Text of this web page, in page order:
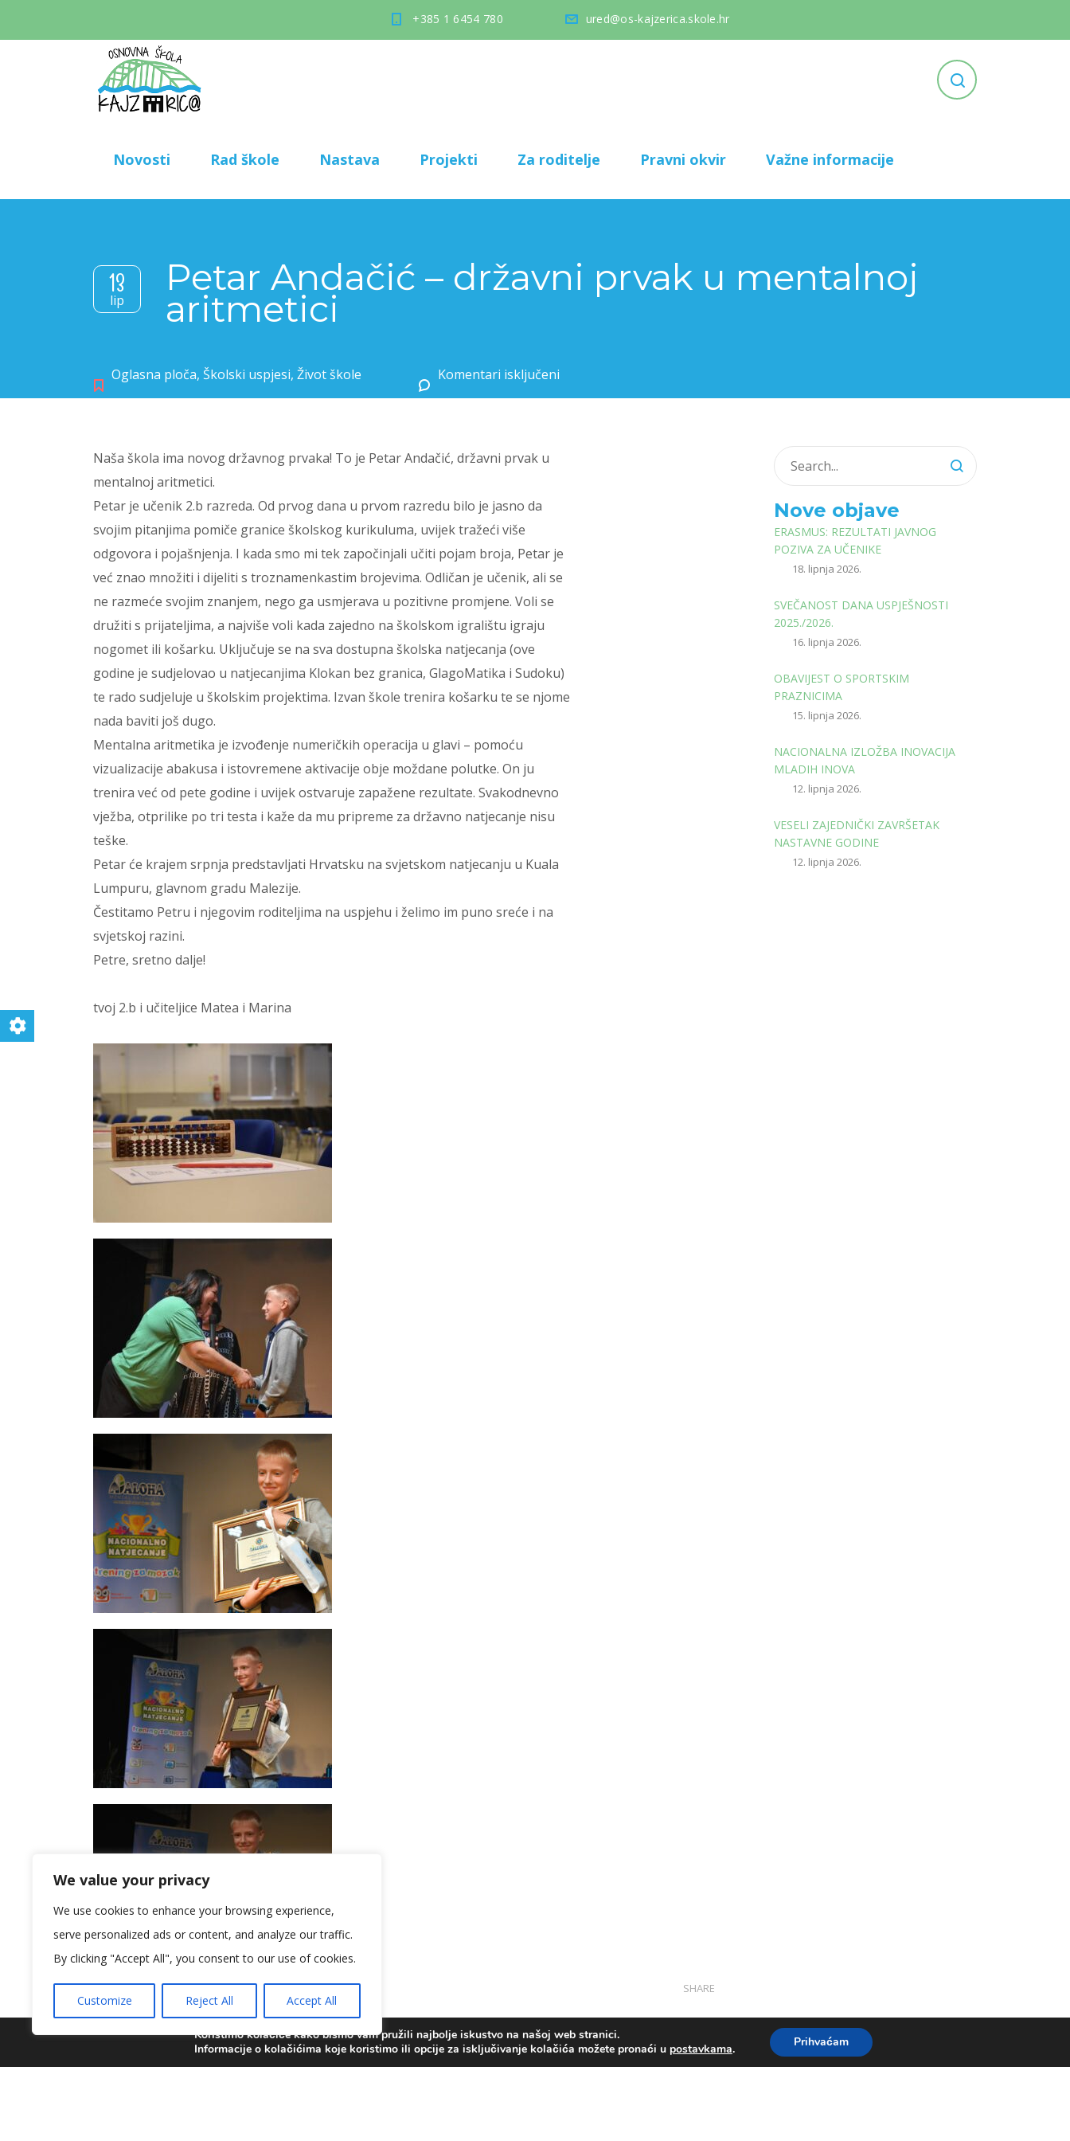
We value your privacy
We use cookies to enhance your browsing experience,
serve personalized ads or content, and analyze our traffic.
By clicking "Accept All", you consent to our use of cookies.
Customize Reject All Accept All
+385 1 6454 780 ured@os-kajzerica.skole.hr
Novosti Rad škole Nastava Projekti Za roditelje Pravni okvir Važne informacije
13
lip
Petar Andačić – državni prvak u mentalnoj
aritmetici
Oglasna ploča, Školski uspjesi, Život škole Komentari isključeni
Naša škola ima novog državnog prvaka! To je Petar Andačić, državni prvak u
mentalnoj aritmetici.
Petar je učenik 2.b razreda. Od prvog dana u prvom razredu bilo je jasno da
svojim pitanjima pomiče granice školskog kurikuluma, uvijek tražeći više
odgovora i pojašnjenja. I kada smo mi tek započinjali učiti pojam broja, Petar je
već znao množiti i dijeliti s troznamenkastim brojevima. Odličan je učenik, ali se
ne razmeće svojim znanjem, nego ga usmjerava u pozitivne promjene. Voli se
družiti s prijateljima, a najviše voli kada zajedno na školskom igralištu igraju
nogomet ili košarku. Uključuje se na sva dostupna školska natjecanja (ove
godine je sudjelovao u natjecanjima Klokan bez granica, GlagoMatika i Sudoku)
te rado sudjeluje u školskim projektima. Izvan škole trenira košarku te se njome
nada baviti još dugo.
Mentalna aritmetika je izvođenje numeričkih operacija u glavi – pomoću
vizualizacije abakusa i istovremene aktivacije obje moždane polutke. On ju
trenira već od pete godine i uvijek ostvaruje zapažene rezultate. Svakodnevno
vježba, otprilike po tri testa i kaže da mu pripreme za državno natjecanje nisu
teške.
Petar će krajem srpnja predstavljati Hrvatsku na svjetskom natjecanju u Kuala
Lumpuru, glavnom gradu Malezije.
Čestitamo Petru i njegovim roditeljima na uspjehu i želimo im puno sreće i na
svjetskoj razini.
Petre, sretno dalje!
tvoj 2.b i učiteljice Matea i Marina
SHARE
Nove objave
ERASMUS: REZULTATI JAVNOG
POZIVA ZA UČENIKE
18. lipnja 2026.
SVEČANOST DANA USPJEŠNOSTI
2025./2026.
16. lipnja 2026.
OBAVIJEST O SPORTSKIM
PRAZNICIMA
15. lipnja 2026.
NACIONALNA IZLOŽBA INOVACIJA
MLADIH INOVA
12. lipnja 2026.
VESELI ZAJEDNIČKI ZAVRŠETAK
NASTAVNE GODINE
12. lipnja 2026.
Koristimo kolačiće kako bismo vam pružili najbolje iskustvo na našoj web stranici.
Informacije o kolačićima koje koristimo ili opcije za isključivanje kolačića možete pronaći u postavkama. Prihvaćam